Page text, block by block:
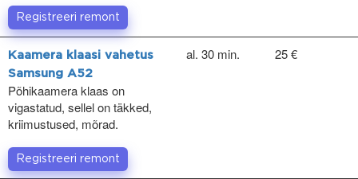
Registreeri remont
Kaamera klaasi vahetus
Samsung A52
Põhikaamera klaas on
vigastatud, sellel on täkked,
kriimustused, mõrad.
al. 30 min. 25 €
Registreeri remont